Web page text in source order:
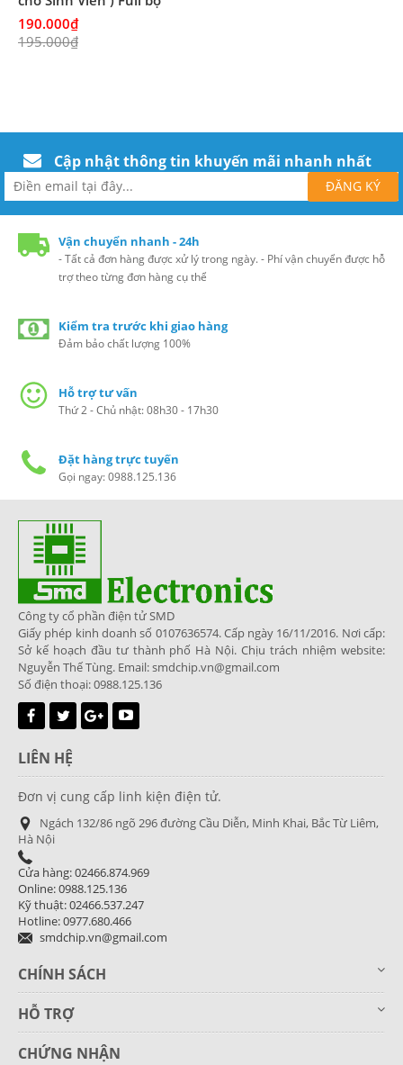
190.000₫
195.000₫
Cập nhật thông tin khuyến mãi nhanh nhất
Vận chuyển nhanh - 24h
- Tất cả đơn hàng được xử lý trong ngày. - Phí vận chuyển được hỗ
trợ theo từng đơn hàng cụ thể
Kiểm tra trước khi giao hàng
Đảm bảo chất lượng 100%
Hỗ trợ tư vấn
Thứ 2 - Chủ nhật: 08h30 - 17h30
Đặt hàng trực tuyến
Gọi ngay: 0988.125.136
Công ty cổ phần điện tử SMD
Giấy phép kinh doanh số 0107636574. Cấp ngày 16/11/2016. Nơi cấp:
Sở kế hoạch đầu tư thành phố Hà Nội. Chịu trách nhiệm website:
Nguyễn Thế Tùng. Email: smdchip.vn@gmail.com
Số điện thoại: 0988.125.136
LIÊN HỆ
Đơn vị cung cấp linh kiện điện tử.
Ngách 132/86 ngõ 296 đường Cầu Diễn, Minh Khai, Bắc Từ Liêm,
Hà Nội
Cửa hàng: 02466.874.969
Online: 0988.125.136
Kỹ thuật: 02466.537.247
Hotline: 0977.680.466
smdchip.vn@gmail.com
CHÍNH SÁCH
HỖ TRỢ
CHỨNG NHẬN